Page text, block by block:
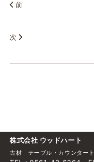
前
次
株式会社 ウッドハート
古材 テーブル・カウンター